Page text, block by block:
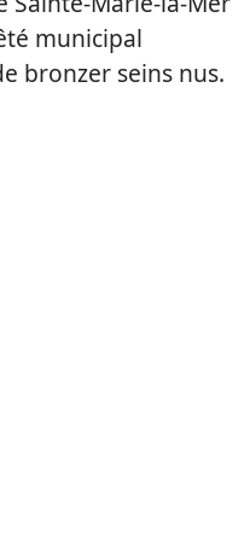
municipal
bronzer seins nus.